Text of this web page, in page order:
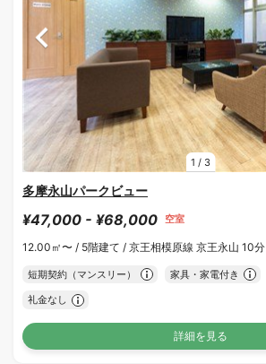
1 / 3
多摩永山パークビュー
¥47,000 - ¥68,000 空室
12.00㎡〜 / 5階建て / 京王相模原線 京王永山 10分
短期契約（マンスリー） 家具・家電付き
礼金なし
詳細を見る